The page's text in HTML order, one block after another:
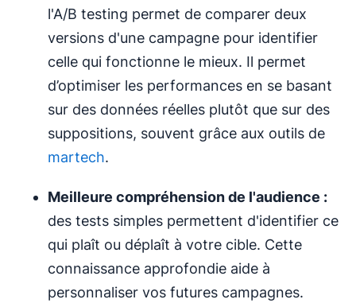
l'A/B testing permet de comparer deux
versions d'une campagne pour identifier
celle qui fonctionne le mieux. Il permet
d’optimiser les performances en se basant
sur des données réelles plutôt que sur des
suppositions, souvent grâce aux outils de
martech.
Meilleure compréhension de l'audience :
des tests simples permettent d'identifier ce
qui plaît ou déplaît à votre cible. Cette
connaissance approfondie aide à
personnaliser vos futures campagnes.